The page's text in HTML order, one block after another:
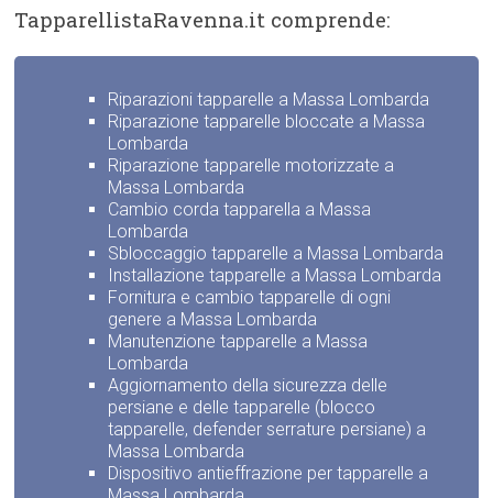
TapparellistaRavenna.it comprende:
Riparazioni tapparelle a Massa Lombarda
Riparazione tapparelle bloccate a Massa
Lombarda
Riparazione tapparelle motorizzate a
Massa Lombarda
Cambio corda tapparella a Massa
Lombarda
Sbloccaggio tapparelle a Massa Lombarda
Installazione tapparelle a Massa Lombarda
Fornitura e cambio tapparelle di ogni
genere a Massa Lombarda
Manutenzione tapparelle a Massa
Lombarda
Aggiornamento della sicurezza delle
persiane e delle tapparelle (blocco
tapparelle, defender serrature persiane) a
Massa Lombarda
Dispositivo antieffrazione per tapparelle a